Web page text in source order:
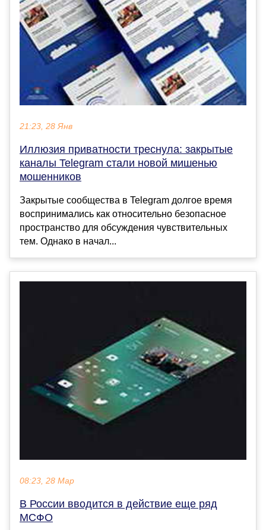
21:23, 28 Янв
Иллюзия приватности треснула: закрытые
каналы Telegram стали новой мишенью
мошенников
Закрытые сообщества в Telegram долгое время
воспринимались как относительно безопасное
пространство для обсуждения чувствительных
тем. Однако в начал...
08:23, 28 Мар
В России вводится в действие еще ряд
МСФО